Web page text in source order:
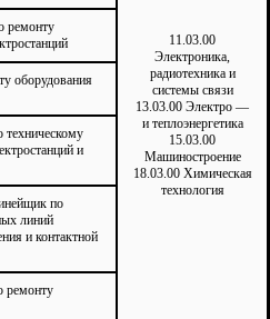
11.03.00
Электроника,
радиотехника и
системы связи
13.03.00 Электро —
и теплоэнергетика
15.03.00
Машиностроение
18.03.00 Химическая
технология
ремонту
оборудования
техническому
и
по
линий
и контактной
ремонту